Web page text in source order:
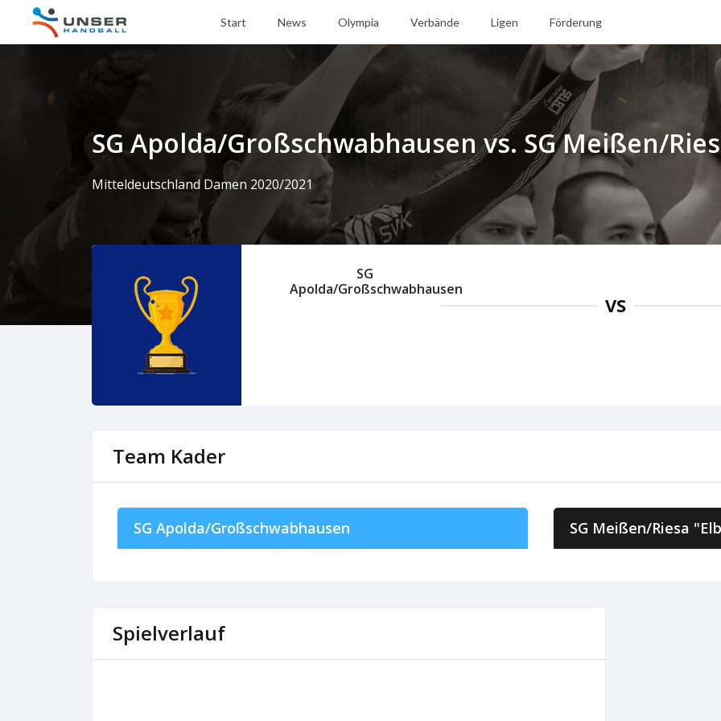
Start News Olympia Verbände Ligen Förderung
SG Apolda/Großschwabhausen vs. SG Meißen/
Mitteldeutschland Damen 2020/2021
SG
Apolda/Großschwabhausen
VS
Team Kader
SG Apolda/Großschwabhausen SG Meißen/Riesa
Spielverlauf